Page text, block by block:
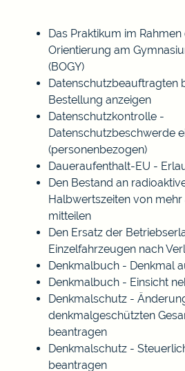
Das Praktikum im
Orientierung am
(BOGY)
Datenschutzbeauftragten
Bestellung anzeigen
Datenschutzkontrolle -
Datenschutzbeschwerde
(personenbezogen)
Daueraufenthalt-EU -
Den Bestand an
Halbwertszeiten von mehr
mitteilen
Den Ersatz der
Einzelfahrzeugen nach
Denkmalbuch - Denkmal
Denkmalbuch - Einsicht
Denkmalschutz -
denkmalgeschützten
beantragen
Denkmalschutz -
beantragen